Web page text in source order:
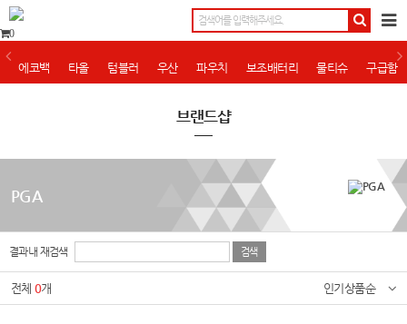
0
에코백 타올 텀블러 우산 파우치 보조배터리 물티슈 구급함
브랜드샵
PGA
결과내 재검색
전체0개 인기상품순